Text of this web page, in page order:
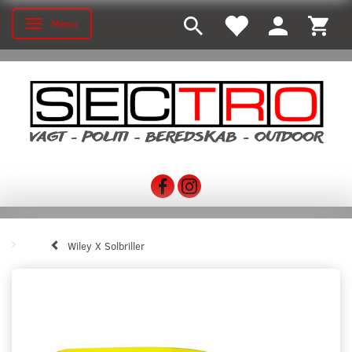
Skifte navigation
Menu
Wiley X Solbriller